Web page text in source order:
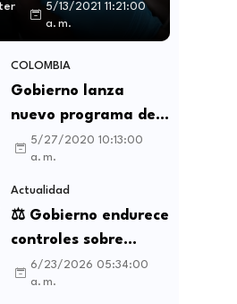
5/13/2021 11:21:00
a. m.
COLOMBIA
Gobierno lanza
nuevo programa de
subsidio para compra
de vivienda VIS y no
VIS
5/27/2020 10:13:00
a. m.
Actualidad
⚖️ Gobierno endurece
controles sobre
contratos sindicales
y busca frenar la
6/23/2026 05:34:00
a. m.